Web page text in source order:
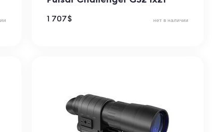
1 707$ нет в наличии